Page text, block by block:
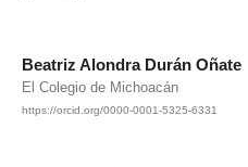
Beatriz Alondra Durán Oñate
El Colegio de Michoacán
https://orcid.org/0000-0001-5325-6331